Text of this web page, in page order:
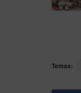
Temas: